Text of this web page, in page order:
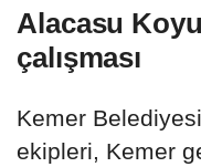
Alacasu
çalışması
Kemer
ekipleri, Kemer